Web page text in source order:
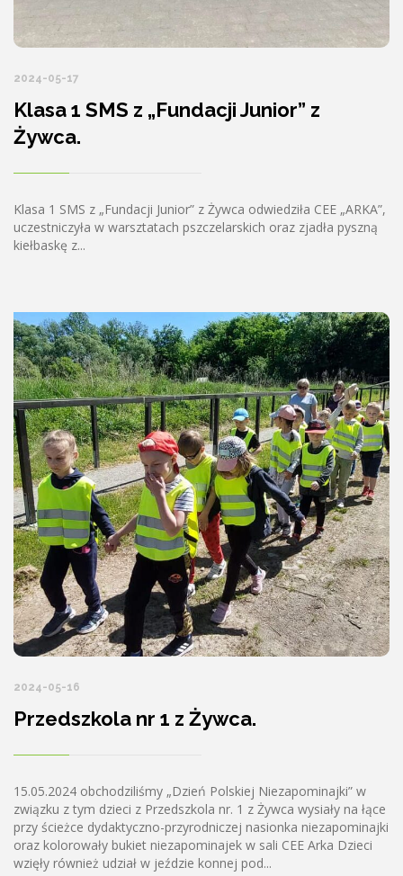
2024-05-17
Klasa 1 SMS z „Fundacji Junior” z
Żywca.
Klasa 1 SMS z „Fundacji Junior” z Żywca odwiedziła CEE „ARKA”,
uczestniczyła w warsztatach pszczelarskich oraz zjadła pyszną
kiełbaskę z...
2024-05-16
Przedszkola nr 1 z Żywca.
15.05.2024 obchodziliśmy „Dzień Polskiej Niezapominajki” w
związku z tym dzieci z Przedszkola nr. 1 z Żywca wysiały na łące
przy ścieżce dydaktyczno-przyrodniczej nasionka niezapominajki
oraz kolorowały bukiet niezapominajek w sali CEE Arka Dzieci
wzięły również udział w jeździe konnej pod...